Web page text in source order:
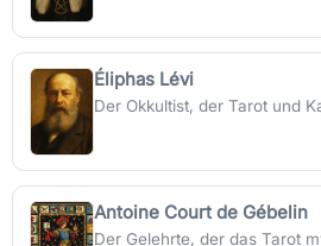
Éliphas Lévi
Der Okkultist, der Tarot und
Antoine Court de Gébelin
Der Gelehrte, der das Tarot